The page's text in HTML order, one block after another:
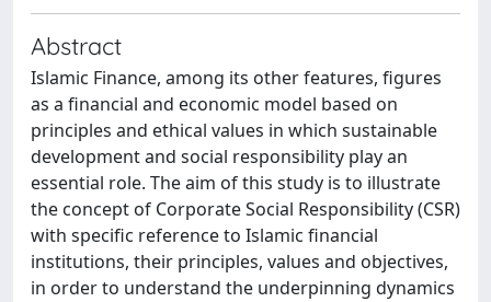
Abstract
Islamic Finance, among its other features, figures
as a financial and economic model based on
principles and ethical values in which sustainable
development and social responsibility play an
essential role. The aim of this study is to illustrate
the concept of Corporate Social Responsibility (CSR)
with specific reference to Islamic financial
institutions, their principles, values and objectives,
in order to understand the underpinning dynamics